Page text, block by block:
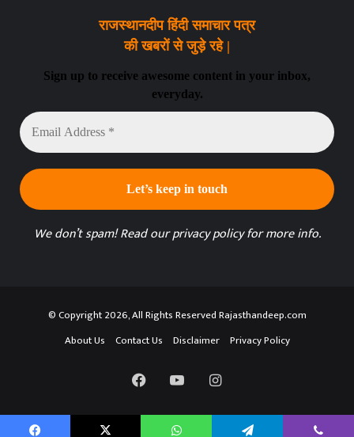
राजस्थानदीप हिंदी समाचार पत्र
की खबरों से जुड़े रहे |
Sign up to receive awesome content in your inbox,
everyday.
Email
Address
*
We don’t spam! Read ourprivacy policyfor more info.
© Copyright 2026, All Rights Reserved Rajasthandeep.com
About Us
Contact Us Disclaimer Privacy Policy
FacebookYouTubeInstagram